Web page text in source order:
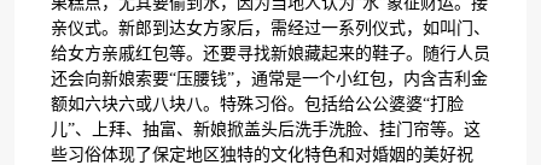
亲仪式。新郎到达女方家后，需经过一系列仪式，如叫门、
给女方亲戚红包等。还要寻找新娘藏起来的鞋子。随行人员
还会向新娘索要“压腰钱”，通常是一个小红包，内含吉利金
额如六块六或八块八。特殊习俗。包括给公公婆婆“打脸
儿”、上拜、抽富、新娘掀盖头后洗手洗脸、挂门帘等。这
些习俗体现了保定地区独特的文化特色和对婚姻的美好祝